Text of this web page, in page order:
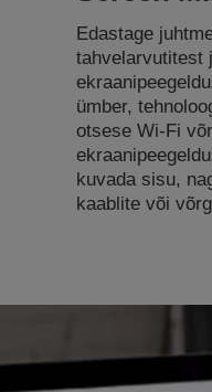
Edastage
tahvelarvutitest
ümber,
otsese Wi-Fi
kuvada sisu,
kaablite või